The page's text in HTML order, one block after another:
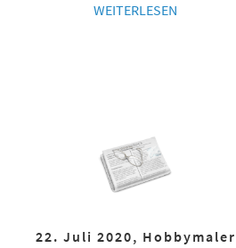
WEITERLESEN
22. Juli 2020, Hobbymaler